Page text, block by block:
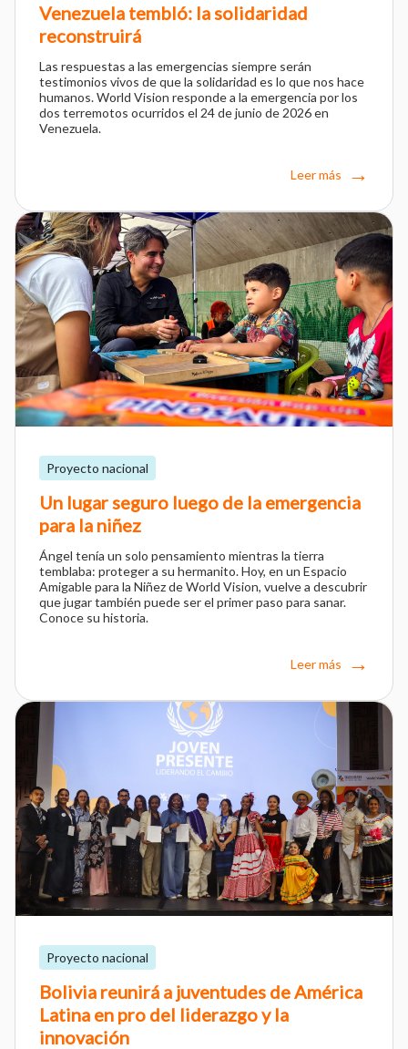
Venezuela tembló: la solidaridad
reconstruirá
Las respuestas a las emergencias siempre serán
testimonios vivos de que la solidaridad es lo que nos hace
humanos. World Vision responde a la emergencia por los
dos terremotos ocurridos el 24 de junio de 2026 en
Venezuela.
Leer más
Proyecto nacional
Un lugar seguro luego de la emergencia
para la niñez
Ángel tenía un solo pensamiento mientras la tierra
temblaba: proteger a su hermanito. Hoy, en un Espacio
Amigable para la Niñez de World Vision, vuelve a descubrir
que jugar también puede ser el primer paso para sanar.
Conoce su historia.
Leer más
Proyecto nacional
Bolivia reunirá a juventudes de América
Latina en pro del liderazgo y la
innovación